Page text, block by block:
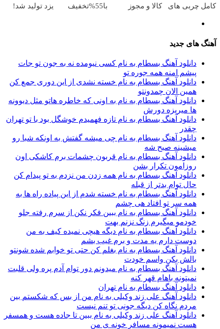
کامل چربی های
میبره
کالا و مجوز
با55%تخفیف
یزد تولید شد!
آهنگ های جدید
دانلود آهنگ بسطام به نام کسی نیومده نه به جون تو جات
پیشم امنه همه جوره تو
دانلود آهنگ بسطام به نام خسته نشدی از این دوری جمع کن
همین الان چمدونتو
دانلود آهنگ بسطام به نام به اونی که خاطره هاتو مثل دیوونه
ها میریزه دورش
دانلود آهنگ بسطام به نام تازه فهمیدم خوشگل بود با تو تهران
چقدر
دانلود آهنگ بسطام به نام چی میشه گفتش به اونکه شبا رو
میشینه صبح شه
دانلود آهنگ بسطام به نام قربون چشمات برم کاشکی اون
روزامون تکرار بشن
دانلود آهنگ بسطام به نام همه زدن من نزدم به تو پیدام کن
حال توام بدتر از قبله
دانلود آهنگ بسطام به نام خسته شدم از این پیاده راه ها به
همه سر تو افتاد هی چشم
دانلود آهنگ بسطام به نام ببین فکر نکن از سرم رفته جلو
خودمو میگیرم زنگ نزنم بهت
دانلود آهنگ بسطام به نام دیگه هیچی نمیده کیف به من
دوست دارم یه مدت و برم غیب بشم
دانلود آهنگ بسطام به نام بغلم کن حتی تو خوابم شده شونتو
بالش بکن واسم خودت
دانلود آهنگ بسطام به نام میدونم دور توام آدم پره ولی قلبت
نمیتونه باهام قهر کنه
دانلود آهنگ بسطام به نام تهران
دانلود آهنگ علی زند وکیلی به نام من از بس كه شكستم بین
مردم نگاه كن دیگه جونى تو تنم نیست
دانلود آهنگ علی زند وکیلی به نام ببین تا جاده هست و همسفر
هست نمیمونه مسافر خونه ی من